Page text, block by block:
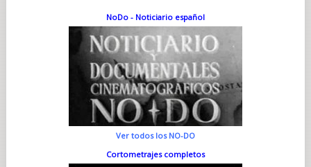
NoDo - Noticiario español
Ver todos los NO-DO
Cortometrajes completos